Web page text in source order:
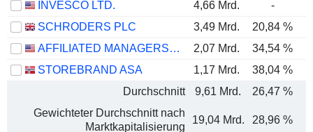
INVESCO LTD.
4,66 Mrd. -
SCHRODERS PLC
3,49 Mrd. 20,84 %
AFFILIATED MANAGERS GROUP, INC.
2,07 Mrd. 34,54 %
STOREBRAND ASA
1,17 Mrd. 38,04 %
Durchschnitt
9,61 Mrd. 26,47 %
Gewichteter Durchschnitt nach
Marktkapitalisierung
19,04 Mrd. 28,96 %